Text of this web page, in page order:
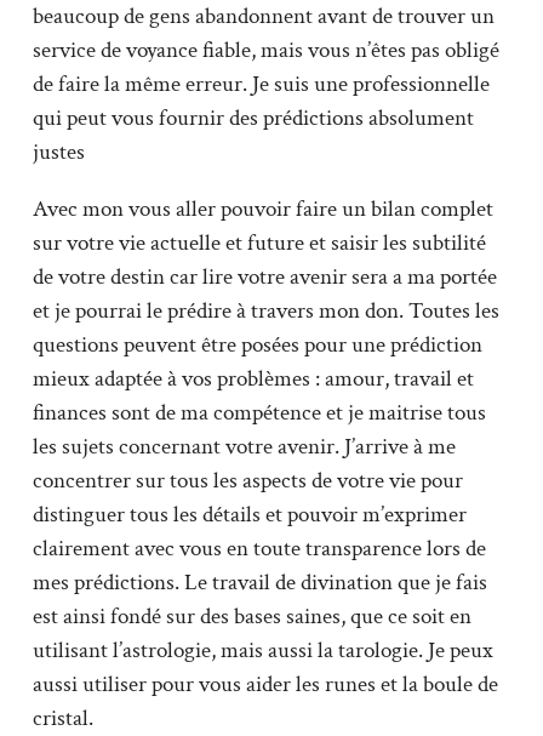
beaucoup de gens abandonnent avant de trouver un
service de voyance fiable, mais vous n’êtes pas obligé
de faire la même erreur. Je suis une professionnelle
qui peut vous fournir des prédictions absolument
justes
Avec mon vous aller pouvoir faire un bilan complet
sur votre vie actuelle et future et saisir les subtilité
de votre destin car lire votre avenir sera a ma portée
et je pourrai le prédire à travers mon don. Toutes les
questions peuvent être posées pour une prédiction
mieux adaptée à vos problèmes : amour, travail et
finances sont de ma compétence et je maitrise tous
les sujets concernant votre avenir. J’arrive à me
concentrer sur tous les aspects de votre vie pour
distinguer tous les détails et pouvoir m’exprimer
clairement avec vous en toute transparence lors de
mes prédictions. Le travail de divination que je fais
est ainsi fondé sur des bases saines, que ce soit en
utilisant l’astrologie, mais aussi la tarologie. Je peux
aussi utiliser pour vous aider les runes et la boule de
cristal.